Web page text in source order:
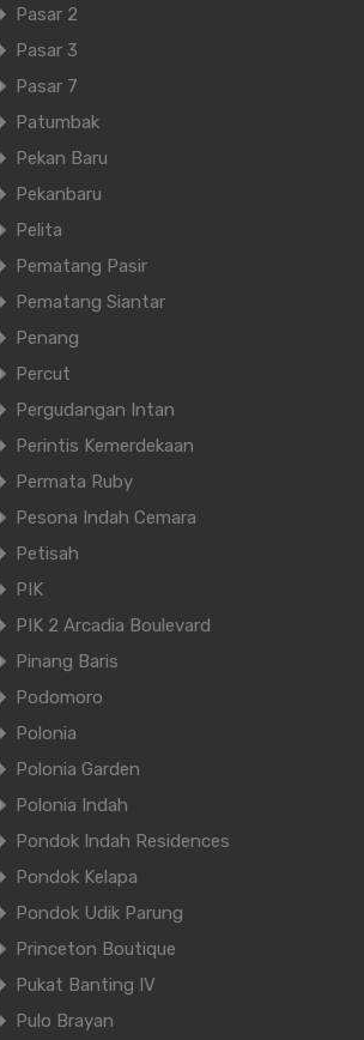
Pasar 2
Pasar 3
Pasar 7
Patumbak
Pekan Baru
Pekanbaru
Pelita
Pematang Pasir
Pematang Siantar
Penang
Percut
Pergudangan Intan
Perintis Kemerdekaan
Permata Ruby
Pesona Indah Cemara
Petisah
PIK
PIK 2 Arcadia Boulevard
Pinang Baris
Podomoro
Polonia
Polonia Garden
Polonia Indah
Pondok Indah Residences
Pondok Kelapa
Pondok Udik Parung
Princeton Boutique
Pukat Banting IV
Pulo Brayan